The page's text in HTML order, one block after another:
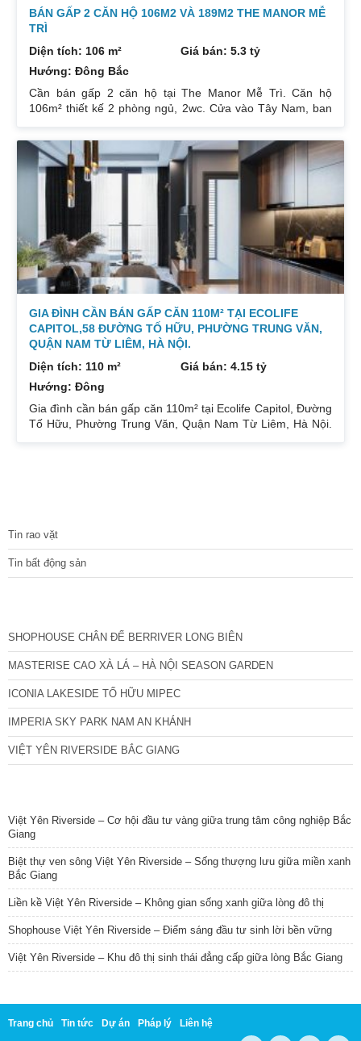
BÁN GẤP 2 CĂN HỘ 106M2 VÀ 189M2 THE MANOR MỄ
TRÌ
Diện tích: 106 m²
Giá bán: 5.3 tỷ
Hướng: Đông Bắc
Cần bán gấp 2 căn hộ tại The Manor Mễ Trì. Căn hộ
106m² thiết kế 2 phòng ngủ, 2wc. Cửa vào Tây Nam, ban
189m² thiết kế 3 phòng ngủ, 2wc, 2 gác xép. Nhà đang ở.
Giá bán 7,4 tỷ. Cả 2 căn chủ nhà đều để lại toàn bộ nội
thất. Xem nhà liên hệ: 0832133366
GIA ĐÌNH CẦN BÁN GẤP CĂN 110M² TẠI ECOLIFE
CAPITOL,58 ĐƯỜNG TỐ HỮU, PHƯỜNG TRUNG VĂN,
QUẬN NAM TỪ LIÊM, HÀ NỘI.
Diện tích: 110 m²
Giá bán: 4.15 tỷ
Hướng: Đông
Gia đình cần bán gấp căn 110m² tại Ecolife Capitol, Đường
Tố Hữu, Phường Trung Văn, Quận Nam Từ Liêm, Hà Nội.
Tin rao vặt
Tin bất động sản
SHOPHOUSE CHÂN ĐẾ BERRIVER LONG BIÊN
MASTERISE CAO XÀ LÁ – HÀ NỘI SEASON GARDEN
ICONIA LAKESIDE TỐ HỮU MIPEC
IMPERIA SKY PARK NAM AN KHÁNH
VIỆT YÊN RIVERSIDE BẮC GIANG
Việt Yên Riverside – Cơ hội đầu tư vàng giữa trung tâm công nghiệp Bắc
Giang
Biệt thự ven sông Việt Yên Riverside – Sống thượng lưu giữa miền xanh
Bắc Giang
Liền kề Việt Yên Riverside – Không gian sống xanh giữa lòng đô thị
Shophouse Việt Yên Riverside – Điểm sáng đầu tư sinh lời bền vững
Việt Yên Riverside – Khu đô thị sinh thái đẳng cấp giữa lòng Bắc Giang
Trang chủ Tin tức Dự án Pháp lý Liên hệ